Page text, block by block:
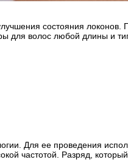
состояния локонов.
для волос любой длины и
Для ее проведения
частотой. Разряд,